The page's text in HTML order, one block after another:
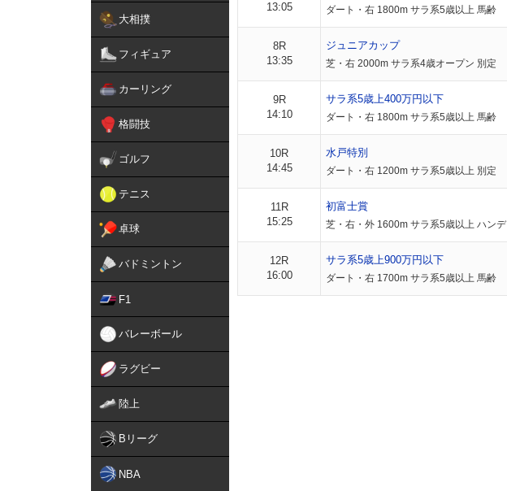
大相撲
フィギュア
カーリング
格闘技
ゴルフ
テニス
卓球
バドミントン
F1
バレーボール
ラグビー
陸上
Bリーグ
NBA
13:05
ダート・右 1800m サラ系5歳以上 馬齢
8R
13:35
ジュニアカップ
芝・右 2000m サラ系4歳オープン 別定
9R
14:10
サラ系5歳上400万円以下
ダート・右 1800m サラ系5歳以上 馬齢
10R
14:45
水戸特別
ダート・右 1200m サラ系5歳以上 別定
11R
15:25
初富士賞
芝・右・外 1600m サラ系5歳以上 ハンデ
12R
16:00
サラ系5歳上900万円以下
ダート・右 1700m サラ系5歳以上 馬齢